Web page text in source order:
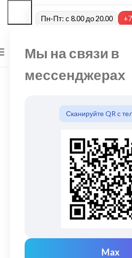
Мы на связи в
мессенджерах
Сканируйте QR с
Max
Пн-Пт: с 8.00 до 20.00
МЕНЮ